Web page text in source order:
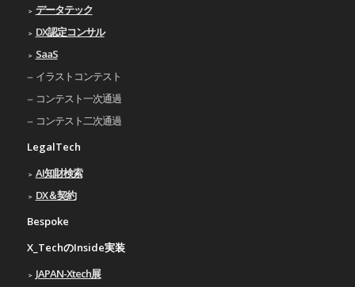
データテック
DX認定コンサル
SaaS
イラストコンテスト
コンテスト一次通過
コンテスト二次通過
LegalTech
AI知財検索
DX＆契約
Bespoke
X_TechのInside実装
JAPAN-Xtech展